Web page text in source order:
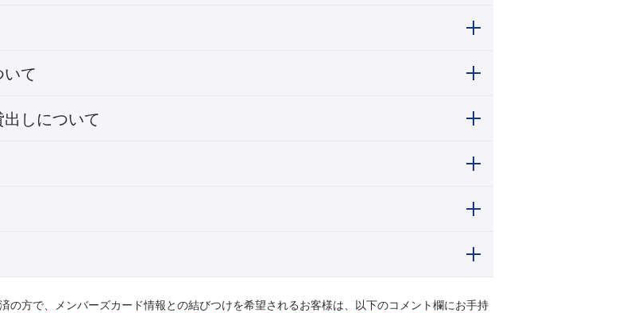
て
しについて
の方で、メンバーズカード情報との結びつけを希望されるお客様は、以下のコメント欄にお手持